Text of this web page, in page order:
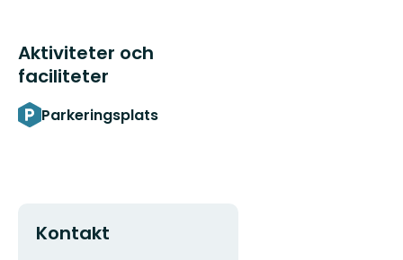
Aktiviteter och
faciliteter
Parkeringsplats
Kontakt